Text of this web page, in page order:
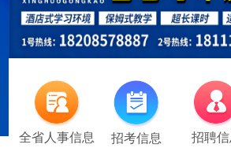
全省人事信息 招考信息 招聘